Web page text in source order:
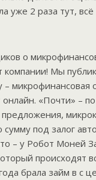
уже 2 раза тут,
о
компании! Мы
микрофинансовая
«Почти» –
под залог
– у Робот Моней
происходят
брала займ в с